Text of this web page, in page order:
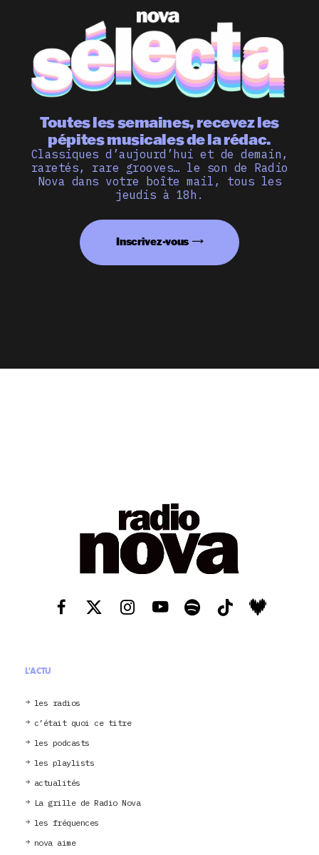
Toutes les semaines, recevez les
pépites musicales de la rédac.
Classiques d’aujourd’hui et de demain,
raretés, rare grooves… le son de Radio
Nova dans votre boîte mail, tous les
jeudis à 18h.
Inscrivez-vous
L'ACTU
les radios
c’était quoi ce titre
les podcasts
les playlists
actualités
La grille de Radio Nova
les fréquences
nova aime